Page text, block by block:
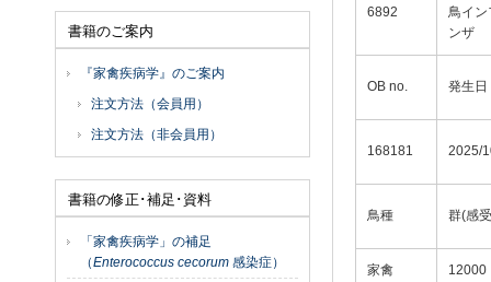
6892
鳥イン
ンザ
OB no. 発生日
168181 2025/
鳥種 群(感
家禽 12000
書籍のご案内
『家禽疾病学』のご案内
注文方法（会員用）
注文方法（非会員用）
書籍の修正･補足･資料
「家禽疾病学」の補足
（Enterococcus cecorum 感染症）